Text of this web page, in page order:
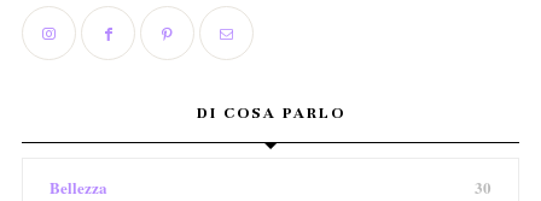
DI COSA PARLO
Bellezza 30